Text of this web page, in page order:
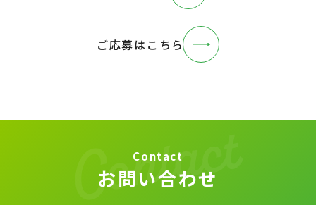
ご応募はこちら
お問い合わせ
Contact